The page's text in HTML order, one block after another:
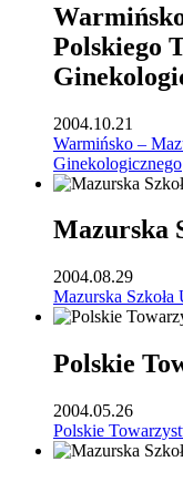
Polskiego
2004.10.21
Warmińsko –
Ginekologicznego
Mazurska
2004.08.29
Mazurska
Polskie
2004.05.26
Polskie